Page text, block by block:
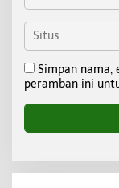
Simpan nama,
peramban ini